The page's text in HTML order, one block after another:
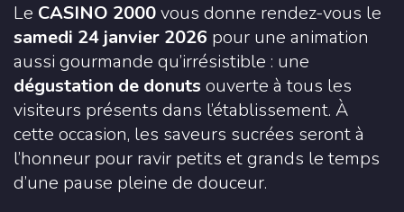
Le CASINO 2000vous donne rendez-vous le
samedi 24 janvier 2026 pour une animation
aussi gourmande qu’irrésistible : une
dégustation de donuts ouverte à tous les
visiteurs présents dans l’établissement. À
cette occasion, les saveurs sucrées seront à
l’honneur pour ravir petits et grands le temps
d’une pause pleine de douceur.